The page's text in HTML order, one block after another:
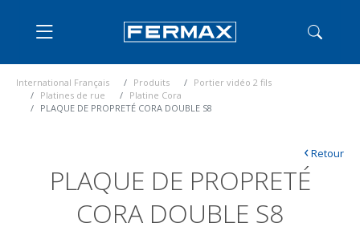
International Français Produits
Portier vidéo 2 fils
Platines de rue
Platine Cora
PLAQUE DE PROPRETÉ CORA DOUBLE S8
PLAQUE DE PROPRETÉ
CORA DOUBLE S8
‹Retour